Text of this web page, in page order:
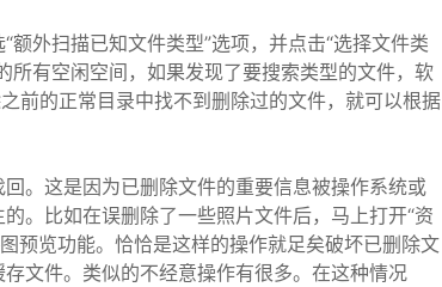
外扫描已知文件类型”选项，并点击“选择文件类
所有空闲空间，如果发现了要搜索类型的文件，软
前的正常目录中找不到删除过的文件，就可以根据
。这是因为已删除文件的重要信息被操作系统或
。比如在误删除了一些照片文件后，马上打开“资
预览功能。恰恰是这样的操作就足矣破坏已删除文
文件。类似的不经意操作有很多。在这种情况